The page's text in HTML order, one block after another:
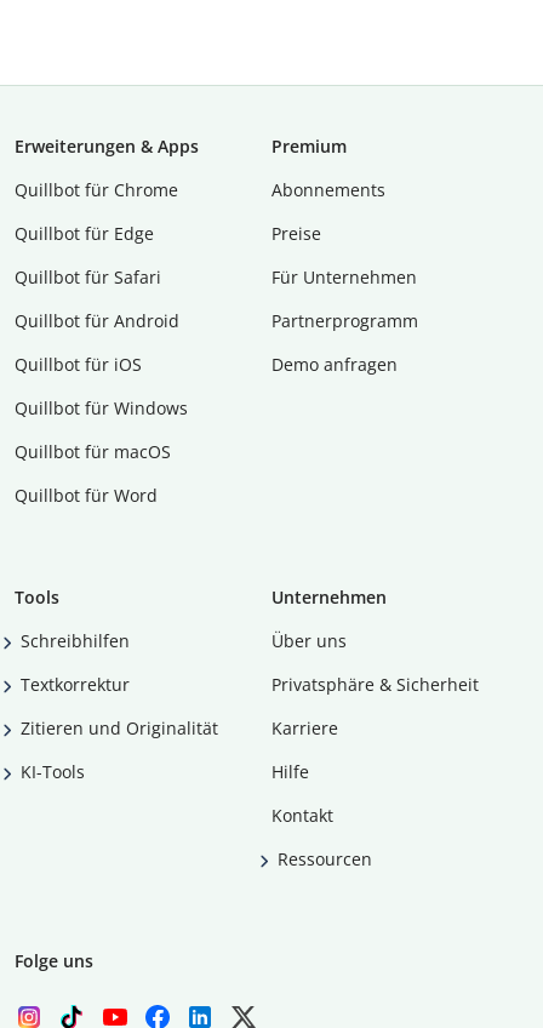
Erweiterungen & Apps
Quillbot für Chrome
Quillbot für Edge
Quillbot für Safari
Quillbot für Android
Quillbot für iOS
Quillbot für Windows
Quillbot für macOS
Quillbot für Word
Premium
Abon­ne­ments
Preise
Für Unternehmen
Partnerprogramm
Demo anfragen
Tools
Schreibhilfen
Textkorrektur
Zitieren und Originalität
KI-Tools
Unternehmen
Über uns
Privatsphäre & Sicherheit
Karriere
Hilfe
Kontakt
Ressourcen
Folge uns